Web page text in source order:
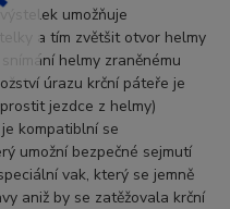
umožňuje
a tím zvětšit otvor helmy
helmy zraněnému
úrazu krční páteře je
jezdce z helmy)
kompatiblní se
umožní bezpečné sejmutí
vak, který se jemně
aniž by se zatěžovala krční